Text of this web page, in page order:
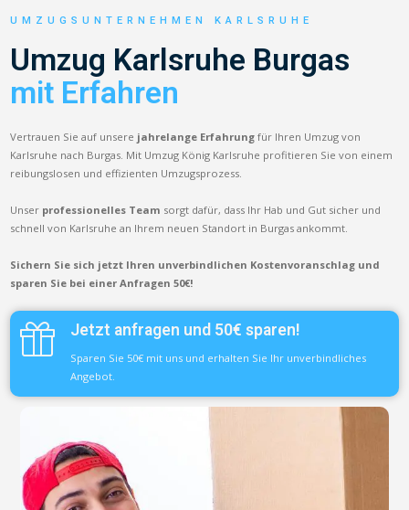
UMZUGSUNTERNEHMEN KARLSRUHE
Umzug Karlsruhe Burgas
mit Erfahren
Vertrauen Sie auf unsere jahrelange Erfahrung für Ihren Umzug von
Karlsruhe nach Burgas. Mit Umzug König Karlsruhe profitieren Sie von einem
reibungslosen und effizienten Umzugsprozess.
Unser professionelles Team sorgt dafür, dass Ihr Hab und Gut sicher und
schnell von Karlsruhe an Ihrem neuen Standort in Burgas ankommt.
Sichern Sie sich jetzt Ihren unverbindlichen Kostenvoranschlag und
sparen Sie bei einer Anfragen 50€!
Jetzt anfragen und 50€ sparen!
Sparen Sie 50€ mit uns und erhalten Sie Ihr unverbindliches
Angebot.